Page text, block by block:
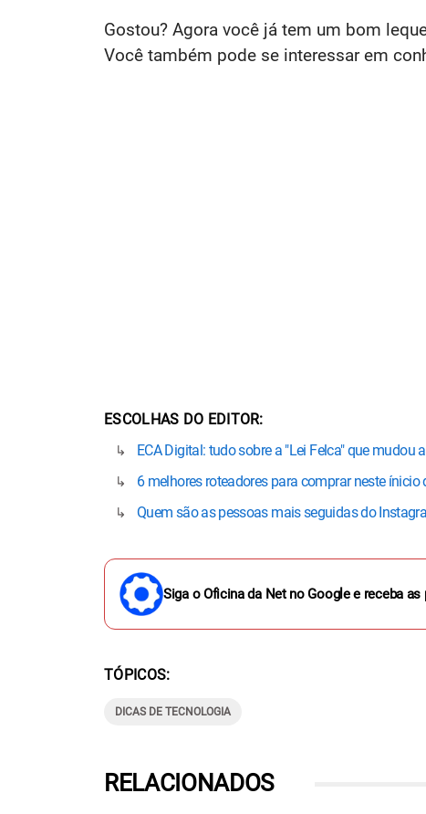
Gostou? Agora você já tem um bom
Você também pode se interessar em
ESCOLHAS DO EDITOR
ECA Digital: tudo sobre a "Lei Felca" que mudou
6 melhores roteadores para comprar neste ínicio
Quem são as pessoas mais seguidas do
Siga o Oficina da Net no Google e receba
TÓPICOS
DICAS DE TECNOLOGIA
RELACIONADOS